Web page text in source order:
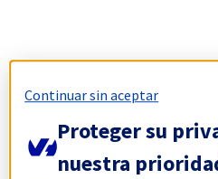
Continuar sin aceptar
Proteger su
nuestra